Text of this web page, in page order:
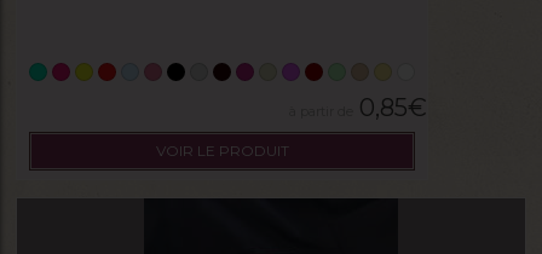
0,85€
VOIR LE PRODUIT